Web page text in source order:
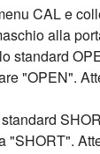
CAL e
alla
standard
"OPEN".
"SHORT".